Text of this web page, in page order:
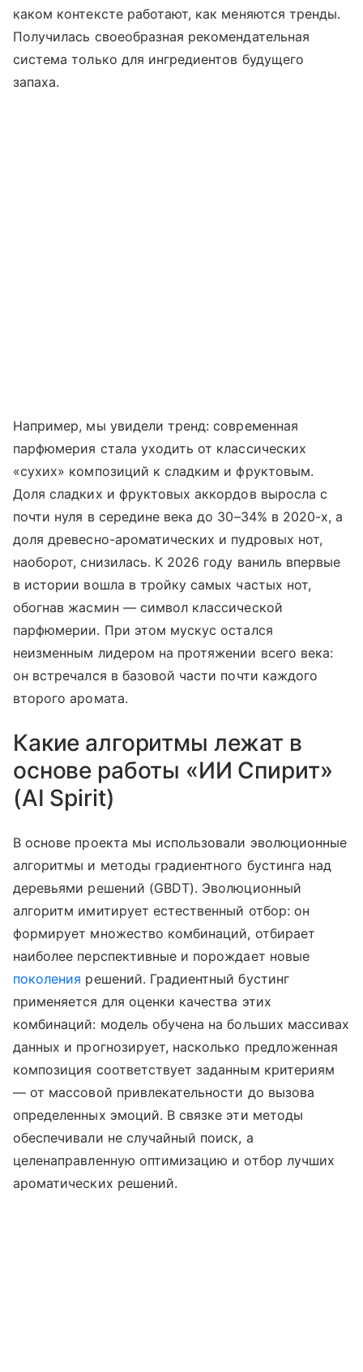
каком контексте работают, как меняются тренды.
Получилась своеобразная рекомендательная
система только для ингредиентов будущего
запаха.
Например, мы увидели тренд: современная
парфюмерия стала уходить от классических
«сухих» композиций к сладким и фруктовым.
Доля сладких и фруктовых аккордов выросла с
почти нуля в середине века до 30–34% в 2020-х, а
доля древесно-ароматических и пудровых нот,
наоборот, снизилась. К 2026 году ваниль впервые
в истории вошла в тройку самых частых нот,
обогнав жасмин — символ классической
парфюмерии. При этом мускус остался
неизменным лидером на протяжении всего века:
он встречался в базовой части почти каждого
второго аромата.
Какие алгоритмы лежат в
основе работы «ИИ Спирит»
(AI Spirit)
В основе проекта мы использовали эволюционные
алгоритмы и методы градиентного бустинга над
деревьями решений (GBDT). Эволюционный
алгоритм имитирует естественный отбор: он
формирует множество комбинаций, отбирает
наиболее перспективные и порождает новые
поколения решений. Градиентный бустинг
применяется для оценки качества этих
комбинаций: модель обучена на больших массивах
данных и прогнозирует, насколько предложенная
композиция соответствует заданным критериям
— от массовой привлекательности до вызова
определенных эмоций. В связке эти методы
обеспечивали не случайный поиск, а
целенаправленную оптимизацию и отбор лучших
ароматических решений.